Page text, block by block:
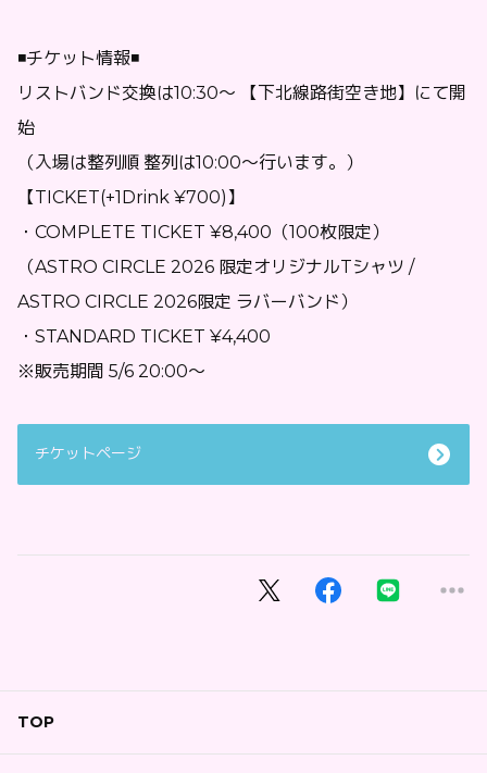
◾️チケット情報◾️
リストバンド交換は10:30〜 【下北線路街空き地】にて開
始
（入場は整列順 整列は10:00〜行います。）
【TICKET(+1Drink ¥700)】
・COMPLETE TICKET ¥8,400（100枚限定）
（ASTRO CIRCLE 2026 限定オリジナルTシャツ /
ASTRO CIRCLE 2026限定 ラバーバンド）
・STANDARD TICKET ¥4,400
※販売期間 5/6 20:00〜
チケットページ
TOP